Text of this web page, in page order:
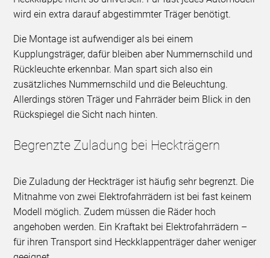
wird ein extra darauf abgestimmter Träger benötigt.
Die Montage ist aufwendiger als bei einem
Kupplungsträger, dafür bleiben aber Nummernschild und
Rückleuchte erkennbar. Man spart sich also ein
zusätzliches Nummernschild und die Beleuchtung.
Allerdings stören Träger und Fahrräder beim Blick in den
Rückspiegel die Sicht nach hinten.
Begrenzte Zuladung bei Heckträgern
Die Zuladung der Heckträger ist häufig sehr begrenzt. Die
Mitnahme von zwei Elektrofahrrädern ist bei fast keinem
Modell möglich. Zudem müssen die Räder hoch
angehoben werden. Ein Kraftakt bei Elektrofahrrädern –
für ihren Transport sind Heckklappenträger daher weniger